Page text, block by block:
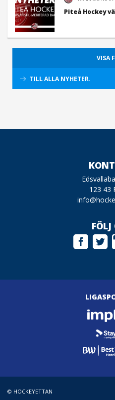
Piteå Hockey
VISA
TILL ALLA NYHETER.
123 43
FÖLJ
© HOCKEYETTAN